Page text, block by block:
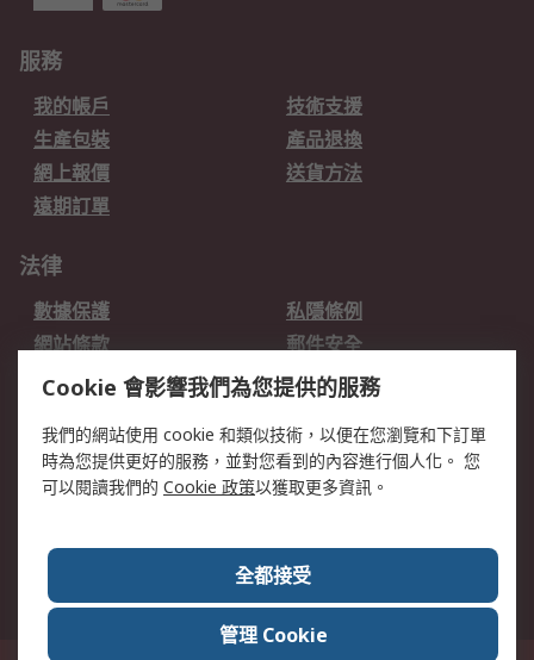
服務
我的帳戶
技術支援
生產包裝
產品退換
網上報價
送貨方法
遠期訂單
法律
數據保護
私隱條例
網站條款
郵件安全
销售条款和条件
關於RS
RS的歷史
關於RS
加入我們
新聞中心
RS銷售條款
Cookie 會影響我們為您提供的服務
我們的網站使用 cookie 和類似技術，以便在您瀏覽和下訂單
時為您提供更好的服務，並對您看到的內容進行個人化。 您
可以閱讀我們的 Cookie 政策以獲取更多資訊。
全都接受
管理 Cookie